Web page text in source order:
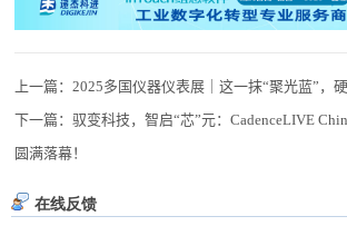
上一篇：2025多国仪器仪表展｜这一抹“聚光蓝”，硬
下一篇： 驭变科技，智启“芯”元：CadenceLIVE
圆满落幕！